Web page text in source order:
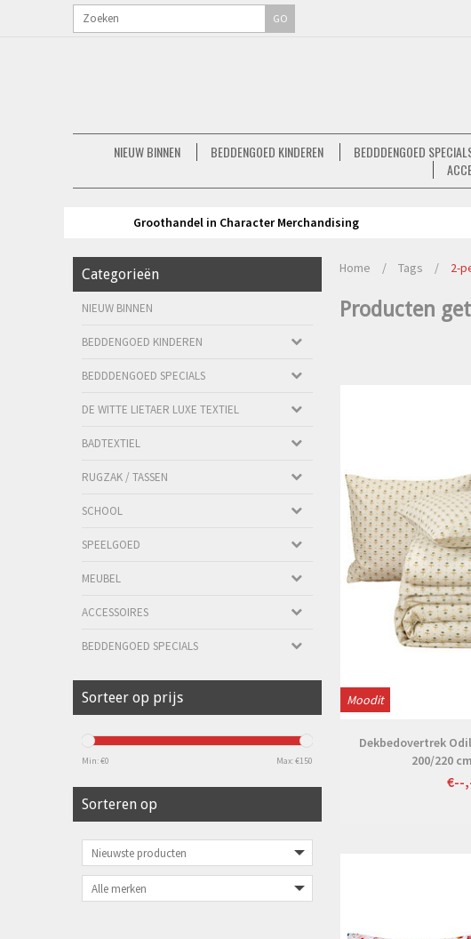
GO
NIEUW BINNEN BEDDENGOED KINDEREN BEDDDENGOED
Groothandel in Character Merchandising
Categorieën
NIEUW BINNEN
BEDDENGOED KINDEREN
BEDDDENGOED SPECIALS
DE WITTE LIETAER LUXE TEXTIEL
BADTEXTIEL
RUGZAK / TASSEN
SCHOOL
SPEELGOED
MEUBEL
ACCESSOIRES
BEDDENGOED SPECIALS
Sorteer op prijs
Min: €0 Max: €150
Sorteren op
Home / Tags / 2-
Producten
Moodit
Dekbedovertrek
200/220
€--